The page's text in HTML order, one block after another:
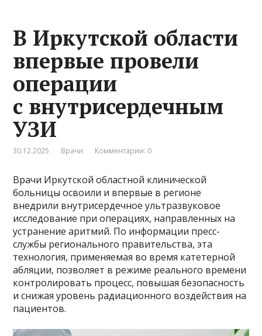
В Иркутской области
впервые провели
операции
с внутрисердечным
УЗИ
30.12.2025 Врачи Комментарии: 0
Врачи Иркутской областной клинической
больницы освоили и впервые в регионе
внедрили внутрисердечное ультразвуковое
исследование при операциях, направленных на
устранение аритмий. По информации пресс-
службы регионального правительства, эта
технология, применяемая во время катетерной
абляции, позволяет в режиме реального времени
контролировать процесс, повышая безопасность
и снижая уровень радиационного воздействия на
пациентов.